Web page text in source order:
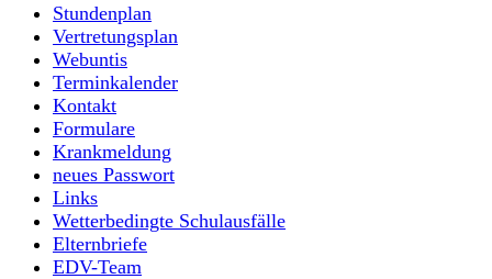
Stundenplan
Vertretungsplan
Webuntis
Terminkalender
Kontakt
Formulare
Krankmeldung
neues Passwort
Links
Wetterbedingte Schulausfälle
Elternbriefe
EDV-Team